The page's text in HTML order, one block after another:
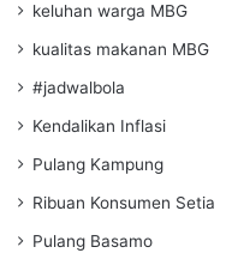
keluhan warga MBG
kualitas makanan MBG
#jadwalbola
Kendalikan Inflasi
Pulang Kampung
Ribuan Konsumen Setia
Pulang Basamo